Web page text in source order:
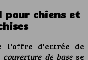
pour chiens et
l'offre d'entrée de
couverture de basese